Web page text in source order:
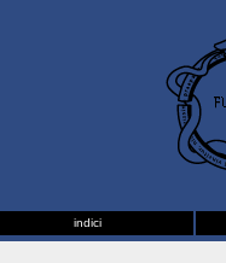
indici